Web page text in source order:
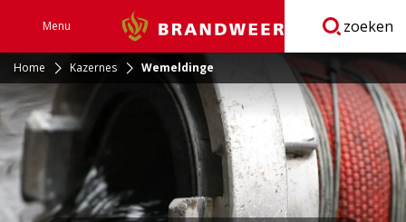
Menu Brandweer zoeken
Home Kazernes Wemeldinge